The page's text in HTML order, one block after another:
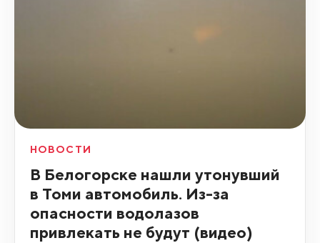
НОВОСТИ
В Белогорске нашли утонувший
в Томи автомобиль. Из-за
опасности водолазов
привлекать не будут (видео)